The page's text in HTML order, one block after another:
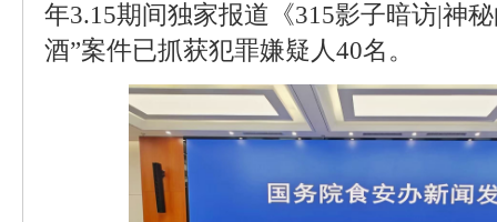
年3.15期间独家报道《315影子暗访|神
酒”案件已抓获犯罪嫌疑人40名。